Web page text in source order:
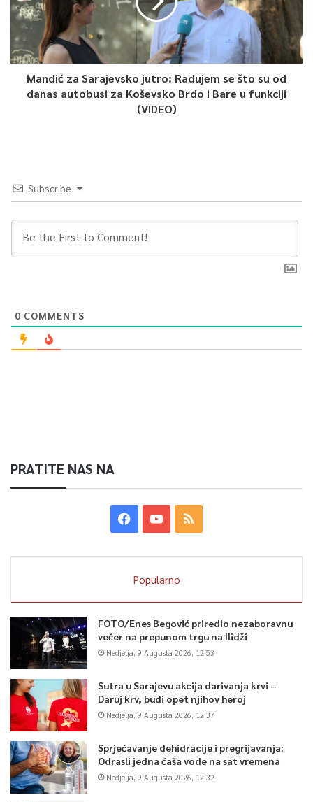
Mandić za Sarajevsko jutro: Radujem se što su od
danas autobusi za Koševsko Brdo i Bare u funkciji
(VIDEO)
Subscribe
0 COMMENTS
PRATITE NAS NA
Popularno
FOTO/Enes Begović priredio nezaboravnu
večer na prepunom trgu na Ilidži
Nedjelja, 9 Augusta 2026, 12:53
Sutra u Sarajevu akcija darivanja krvi –
Daruj krv, budi opet njihov heroj
Nedjelja, 9 Augusta 2026, 12:37
Sprječavanje dehidracije i pregrijavanja:
Odrasli jedna čaša vode na sat vremena
Nedjelja, 9 Augusta 2026, 12:32